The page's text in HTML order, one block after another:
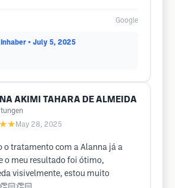
Google
• July 5, 2025
AKIMI TAHARA DE ALMEIDA
May 28, 2025
o tratamento com a Alanna já a
o meu resultado foi ótimo,
visivelmente, estou muito